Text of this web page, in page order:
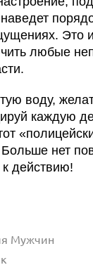
Это
любые
воду,
каждую
нет
к действию!
Мужчин